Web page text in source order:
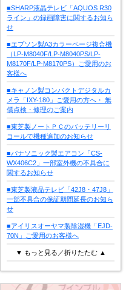
■SHARP液晶テレビ「AQUOS R30
ライン」の録画障害に関するお知ら
せ
■エプソン製A3カラーページ複合機
（LP-M8040F/LP-M8040PS/LP-
M8170F/LP-M8170PS）ご愛用のお
客様へ
■キャノン製コンパクトデジタルカ
メラ「IXY-180」ご愛用の方へ・ 無
償点検・修理のご案内
■東芝製ノートＰＣのバッテリーリ
コールで機種追加のお知らせ
■パナソニック製エアコン「CS-
WX406C2」一部室外機の不具合に
関するお知らせ
■東芝製液晶テレビ「42J8・47J8」
一部不具合の保証期間延長のお知ら
せ
■アイリスオーヤマ製除湿機「EJD-
70N」ご愛用のお客様へ
▼ もっと見る／折りたたむ ▲